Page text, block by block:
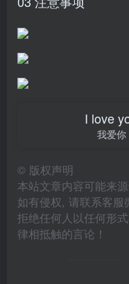
I love
我爱
© 版权声明
本站文章内容可能来
如有侵权, 请联系客服
拒绝任何人以任何形
律相抵触的言论！